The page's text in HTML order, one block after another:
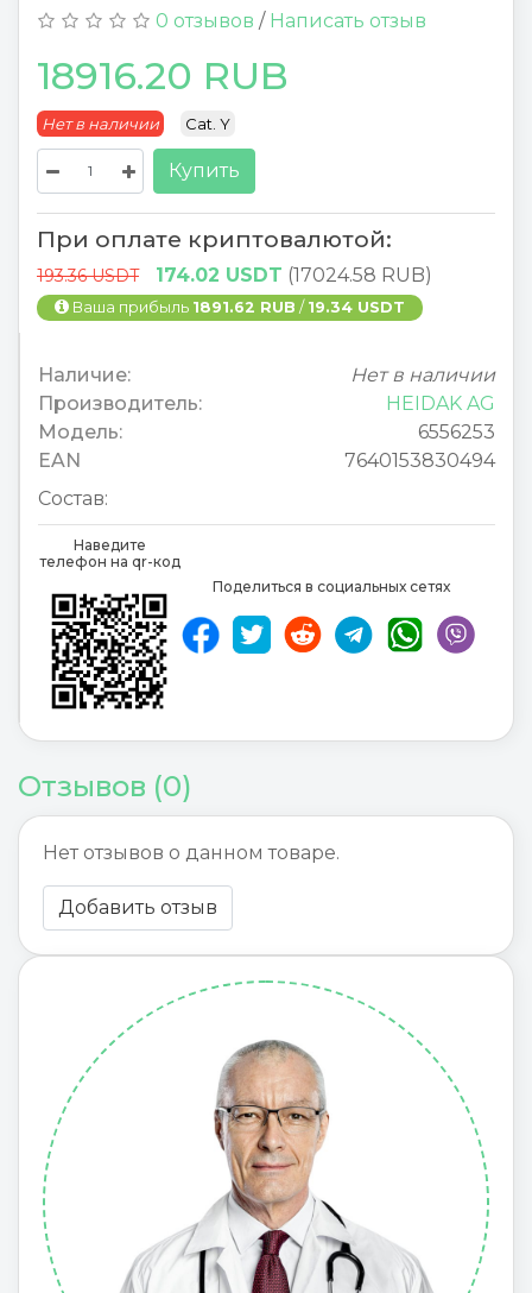
0 отзывов / Написать отзыв
18916.20 RUB
Нет в наличии Cat. Y
Купить
При оплате криптовалютой:
193.36 USDT 174.02 USDT (17024.58 RUB)
Ваша прибыль 1891.62 RUB / 19.34 USDT
Наличие:
Нет в наличии
Производитель:
HEIDAK AG
Модель:
6556253
EAN
7640153830494
Состав:
Наведите
телефон на qr-код
Поделиться в социальных сетях
Отзывов (0)
Нет отзывов о данном товаре.
Добавить отзыв